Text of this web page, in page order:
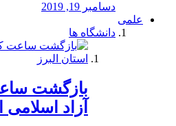
دسامبر 19, 2019
علمی
دانشگاه ها
بازگشت
آزاد اسلامی